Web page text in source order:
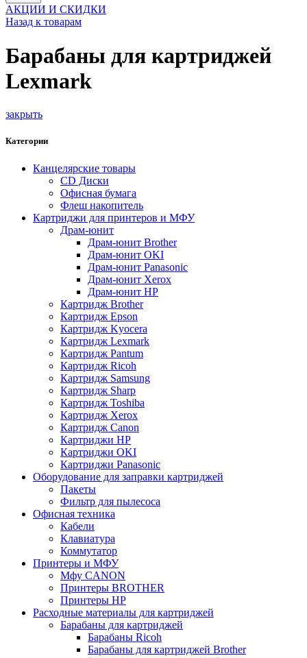
АКЦИИ И СКИДКИ
Назад к товарам
Барабаны для картриджей
Lexmark
закрыть
Категории
Канцелярские товары
CD Диски
Офисная бумага
Флеш накопитель
Картриджи для принтеров и МФУ
Драм-юнит
Драм-юнит Brother
Драм-юнит OKI
Драм-юнит Panasonic
Драм-юнит Xerox
Драм-юнит НР
Картридж Brother
Картридж Epson
Картридж Kyocera
Картридж Lexmark
Картридж Pantum
Картридж Ricoh
Картридж Samsung
Картридж Sharp
Картридж Toshiba
Картридж Xerox
Картридж Сanon
Картриджи HP
Картриджи OKI
Картриджи Panasonic
Оборудование для заправки картриджей
Пакеты
Фильтр для пылесоса
Офисная техника
Кабели
Клавиатура
Коммутатор
Принтеры и МФУ
Мфу CANON
Принтеры BROTHER
Принтеры HP
Расходные материалы для картриджей
Барабаны для картриджей
Барабаны Ricoh
Барабаны для картриджей Brother